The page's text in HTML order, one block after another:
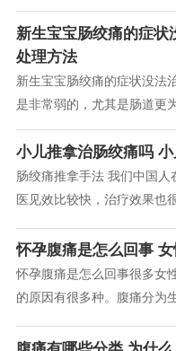
泻。妈妈们一般也不想给孩
新生宝宝肠绞痛的症状
处理方法
新生宝宝肠绞痛的症状没法
是非常弱的，尤其是肠道更
历，小儿腹泻的时候对担心
小儿推拿治肠绞痛吗
肠绞痛推拿手法 我们中国
医见效比较快，治疗效果也
怀孕腹痛是怎么回事
怀孕腹痛是怎么回事很多女
的原因有很多种。腹痛分为